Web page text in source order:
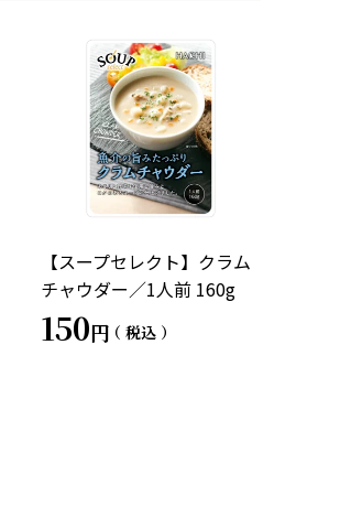
【スープセレクト】クラム
チャウダー／1人前 160g
150 税込